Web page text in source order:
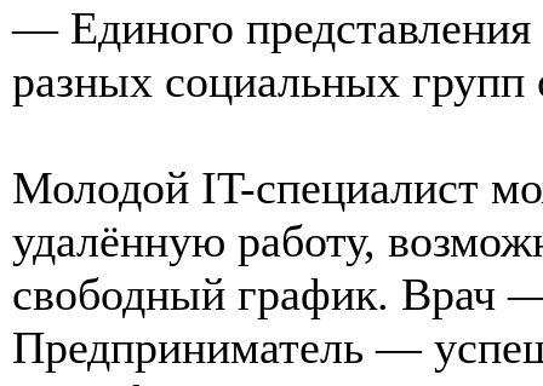
— Единого
разных социальных групп
Молодой IT-специалист
удалённую работу,
свободный график. Врач
Предприниматель —